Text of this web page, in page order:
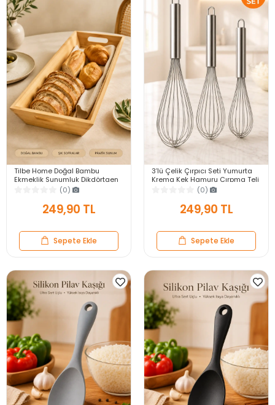
Tilbe Home Doğal Bambu
Ekmeklik Sunumluk Dikdörtgen
Kahvaltı ve Servis Sepeti
(0)
249,90 TL
Sepete Ekle
3’lü Çelik Çırpıcı Seti Yumurta
Krema Kek Hamuru Çırpma Teli
Pratik Sos Karıştırıcı Mutfak Teli
(0)
249,90 TL
Sepete Ekle